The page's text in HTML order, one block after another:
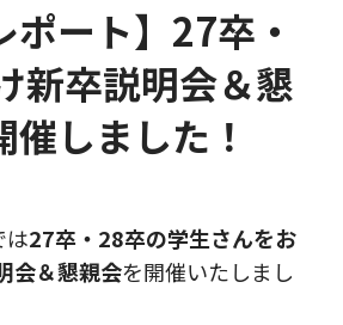
ポート】27卒・
新卒説明会＆懇
しました！
は27卒・28卒の学生さんをお
会＆懇親会を開催いたしまし